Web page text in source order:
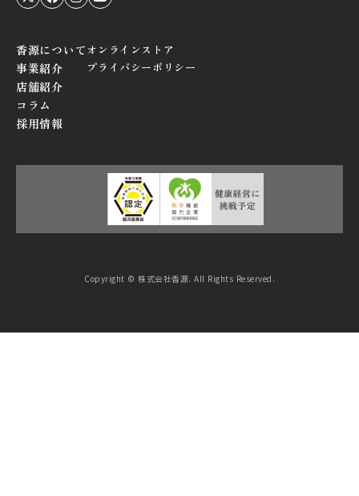
香源について
事業紹介
店舗紹介
コラム
採用情報
オンラインストア
プライバシーポリシー
Copyright © 株式会社香源. All Rights Reserved.